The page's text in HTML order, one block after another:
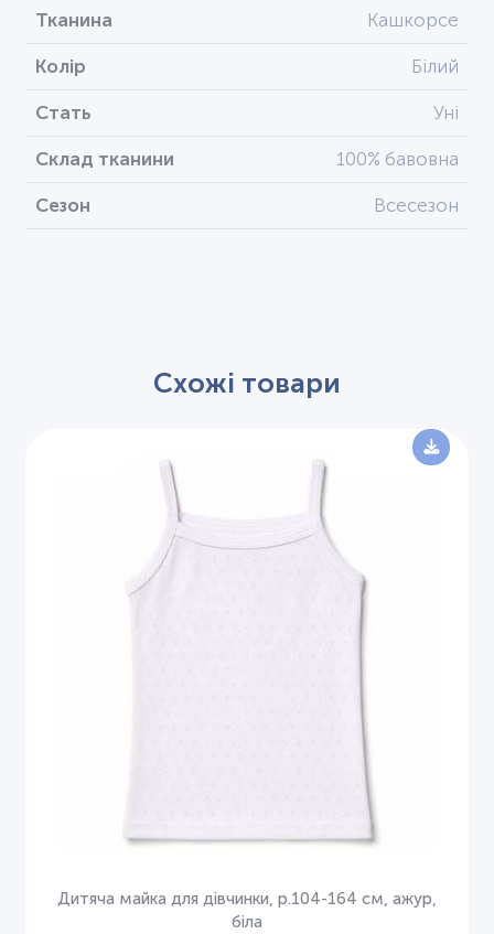
Тканина Кашкорсе
Колір Білий
Стать Уні
Склад тканини 100% бавовна
Сезон Всесезон
Схожі товари
Дитяча майка для дівчинки, р.104-164 см, ажур,
біла